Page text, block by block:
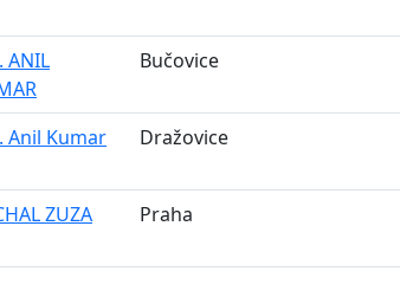
ANIL
Bučovice
Anil Kumar
Dražovice
ZUZA
Praha